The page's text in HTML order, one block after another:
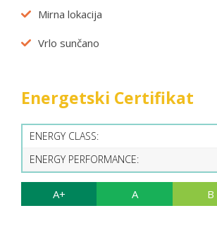
Mirna lokacija
Vrlo sunčano
Energetski Certifikat
ENERGY CLASS:
ENERGY PERFORMANCE:
A+ A B